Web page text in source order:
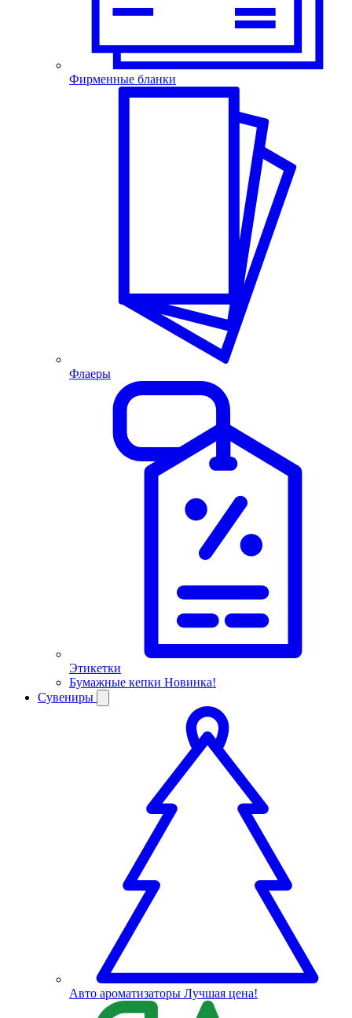
Фирменные бланки
Флаеры
Этикетки
Бумажные кепки Новинка!
Сувениры
Авто ароматизаторы Лучшая цена!